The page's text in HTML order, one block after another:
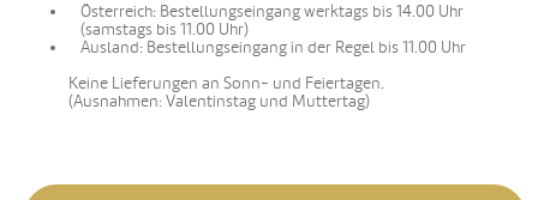
Österreich: Bestellungseingang werktags bis 14.00 Uhr
(samstags bis 11.00 Uhr)
Ausland: Bestellungseingang in der Regel bis 11.00 Uhr
Keine Lieferungen an Sonn- und Feiertagen.
(Ausnahmen: Valentinstag und Muttertag)